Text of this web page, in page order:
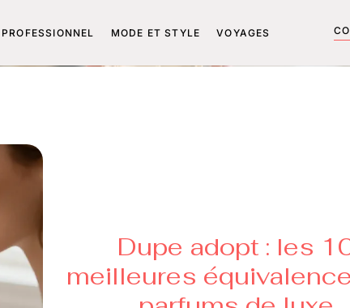
MODE ET STYLE VOYAGES
Dupe adopt : les
meilleures